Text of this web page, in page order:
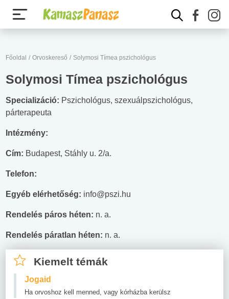
Főoldal / Orvoskereső / Solymosi Tímea pszichológus
Solymosi Tímea pszichológus
Specializáció: Pszichológus, szexuálpszichológus,
párterapeuta
Intézmény:
Cím: Budapest, Stáhly u. 2/a.
Telefon:
Egyéb elérhetőség: info@pszi.hu
Rendelés páros héten: n. a.
Rendelés páratlan héten: n. a.
Kiemelt témák
Jogaid
Ha orvoshoz kell menned, vagy kórházba kerülsz